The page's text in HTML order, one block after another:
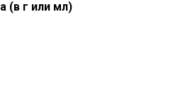
(в г или мл)